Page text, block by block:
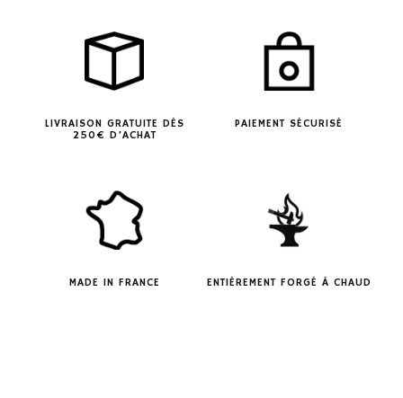
LIVRAISON GRATUITE DÈS
250€ D’ACHAT
PAIEMENT SÉCURISÉ
MADE IN FRANCE ENTIÈREMENT FORGÉ À CHAUD